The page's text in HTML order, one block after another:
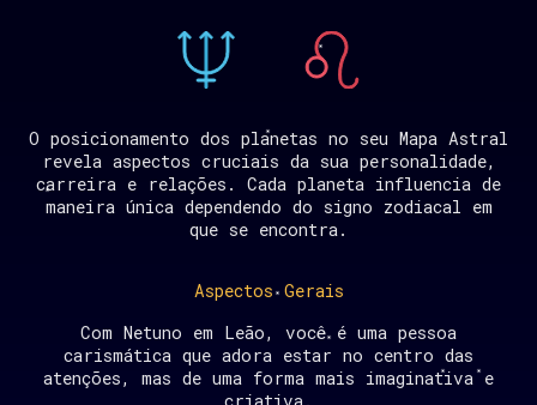
O posicionamento dos planetas no seu Mapa Astral
revela aspectos cruciais da sua personalidade,
carreira e relações. Cada planeta influencia de
maneira única dependendo do signo zodiacal em
que se encontra.
Aspectos Gerais
Com Netuno em Leão, você é uma pessoa
carismática que adora estar no centro das
atenções, mas de uma forma mais imaginativa e